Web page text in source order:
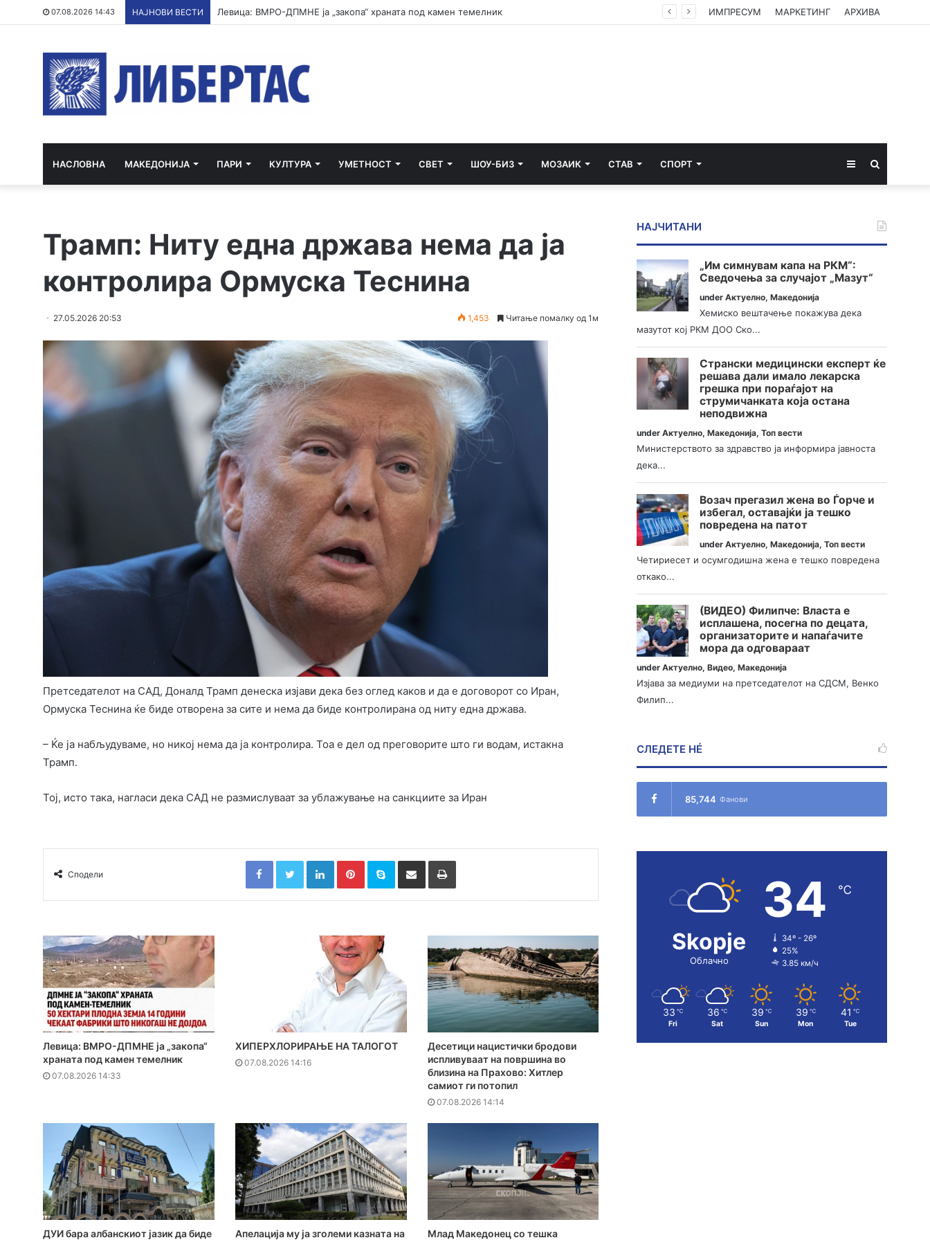
07.08.2026 14:43 НАЈНОВИ ВЕСТИ ХИПЕРХЛОРИРАЊЕ НА ТАЛОГОТ ИМПРЕСУМ МАРКЕТИНГ АРХИВА
НАСЛОВНА МАКЕДОНИЈА ПАРИ КУЛТУРА УМЕТНОСТ СВЕТ ШОУ-БИЗ МОЗАИК СТАВ СПОРТ Sidebar
Трамп: Ниту една држава нема да ја
контролира Ормуска Теснина
27.05.2026 20:53 1,453 Читање помалку од 1м
Претседателот на САД, Доналд Трамп денеска изјави дека без оглед каков и да е договорот со Иран,
Ормуска Теснина ќе биде отворена за сите и нема да биде контролирана од ниту една држава.
– Ќе ја набљудуваме, но никој нема да ја контролира. Тоа е дел од преговорите што ги водам, истакна
Трамп.
Тој, исто така, нагласи дека САД не размислуваат за ублажување на санкциите за Иран
Сподели
FacebookTwitterLinkedInPinterestSkype Сподели преку Е-маил Испринтај
Левица: ВМРО-ДПМНЕ ја „закопа“
храната под камен темелник
07.08.2026 14:33
ХИПЕРХЛОРИРАЊЕ НА ТАЛОГОТ
07.08.2026 14:16
Десетици нацистички бродови
испливуваат на површина во
близина на Прахово: Хитлер
самиот ги потопил
07.08.2026 14:14
ДУИ бара албанскиот јазик да биде Апелација му ја зголеми казната на Млад Македонец со тешка
НАЈЧИТАНИ
„Им симнувам капа на РКМ“:
Сведочења за случајот „Мазут“
underАктуелно,Македонија
Хемиско вештачење покажува дека
мазутот кој РКМ ДОО Ско...
Странски медицински експерт ќе
решава дали имало лекарска
грешка при пораѓајот на
струмичанката која остана
неподвижна
underАктуелно,Македонија,Топ вести
Министерството за здравство ја информира јавноста
дека...
Возач прегазил жена во Ѓорче и
избегал, оставајќи ја тешко
повредена на патот
underАктуелно,Македонија,Топ вести
Четириесет и осумгодишна жена е тешко повредена
откако...
(ВИДЕО) Филипче: Власта е
исплашена, посегна по децата,
организаторите и напаѓачите
мора да одговараат
underАктуелно,Видео,Македонија
Изјава за медиуми на претседателот на СДСМ, Венко
Филип...
СЛЕДЕТЕ НÉ
85,744 Фанови
Skopje
Облачно
34 ℃
34º - 26º
25%
3.85 км/ч
33 ℃
Fri
36 ℃
Sat
39 ℃
Sun
39 ℃
Mon
41 ℃
Tue